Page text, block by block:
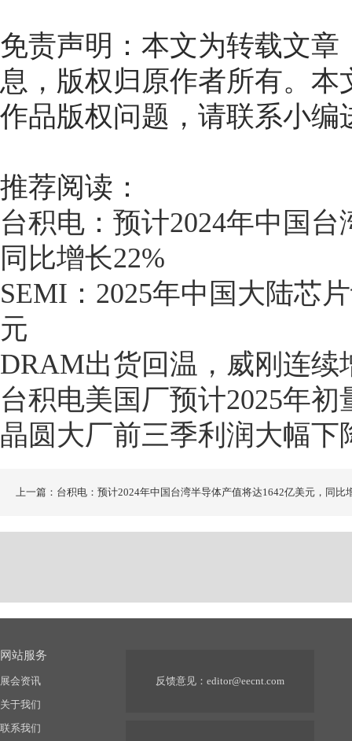
免责声明：本文为转载文
息，版权归原作者所有。
作品版权问题，请联系小编
推荐阅读：
台积电：预计2024年中国
同比增长22%
SEMI：2025年中国大陆芯
元
DRAM出货回温，威刚连续
台积电美国厂预计2025年初
晶圆大厂前三季利润大幅下
上一篇：台积电：预计2024年中国台湾半导体产值将达1642亿美元，同比
网站服务
展会资讯
关于我们
联系我们
反馈意见： editor@eecnt.com